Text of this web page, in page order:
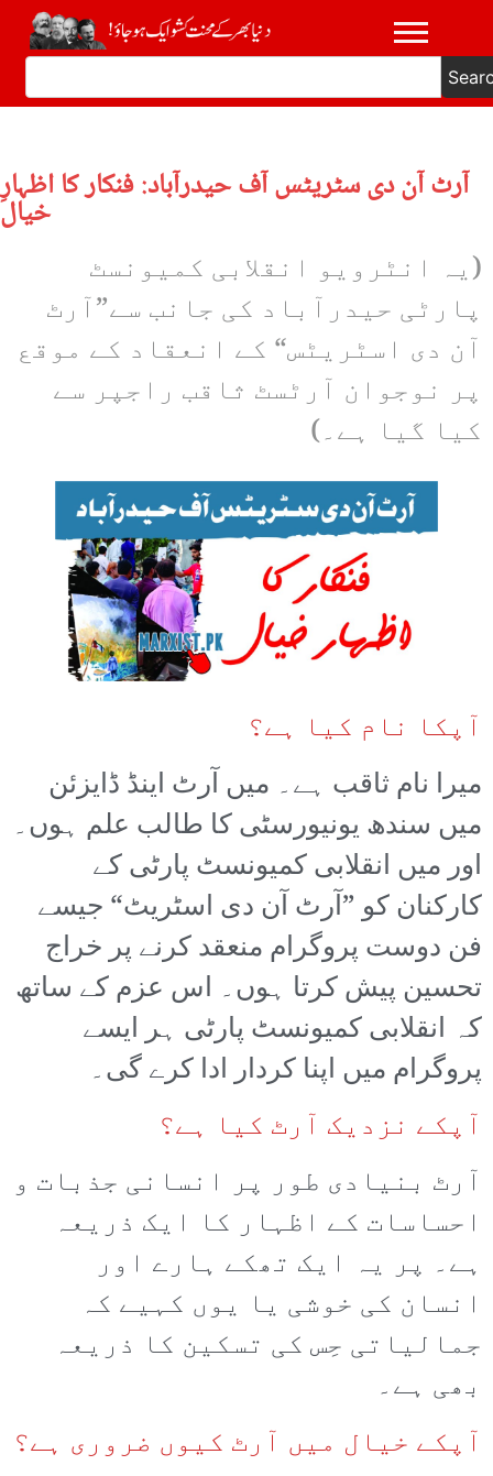
آرٹ آن دی سٹریٹس آف حیدرآباد: فنکار کا اظہارِ
خیال
(یہ انٹرویو انقلابی کمیونسٹ
پارٹی حیدرآباد کی جانب سے”آرٹ
آن دی اسٹریٹس“ کے انعقاد کے موقع
پر نوجوان آرٹسٹ ثاقب راجپر سے
کیا گیا ہے۔)
آپکا نام کیا ہے؟
میرا نام ثاقب ہے۔ میں آرٹ اینڈ ڈایزئن
میں سندھ یونیورسٹی کا طالب علم ہوں۔
اور میں انقلابی کمیونسٹ پارٹی کے
کارکنان کو ”آرٹ آن دی اسٹریٹ“ جیسے
فن دوست پروگرام منعقد کرنے پر خراج
تحسین پیش کرتا ہوں۔ اس عزم کے ساتھ
کہ انقلابی کمیونسٹ پارٹی ہر ایسے
پروگرام میں اپنا کردار ادا کرے گی۔
آپکے نزدیک آرٹ کیا ہے؟
آرٹ بنیادی طور پر انسانی جذبات و
احساسات کے اظہار کا ایک ذریعہ
ہے۔ پر یہ ایک تھکے ہارے اور
انسان کی خوشی یا یوں کہیے کہ
جمالیاتی حِس کی تسکین کا ذریعہ
بھی ہے۔
آپکے خیال میں آرٹ کیوں ضروری ہے؟